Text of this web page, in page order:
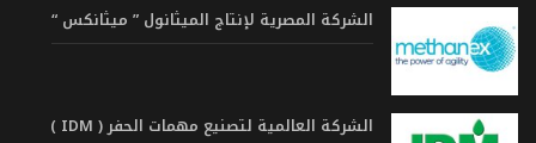
الشركة المصرية لإنتاج الميثانول ” ميثانكس “
الشركة العالمية لتصنيع مهمات الحفر ( IDM )